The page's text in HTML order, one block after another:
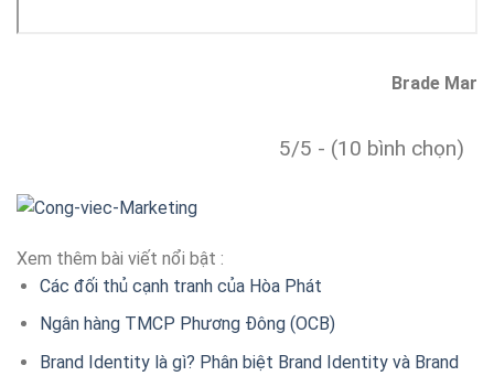
Brade Mar
5/5 - (10 bình chọn)
Xem thêm bài viết nổi bật :
Các đối thủ cạnh tranh của Hòa Phát
Ngân hàng TMCP Phương Đông (OCB)
Brand Identity là gì? Phân biệt Brand Identity và Brand